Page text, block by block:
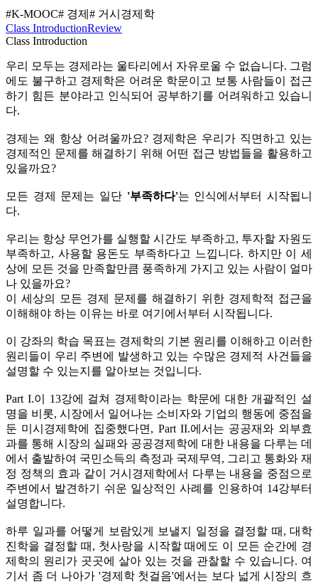
#K-MOOC# 경제 # 거시경제학
Class IntroductionReview
Class Introduction
우리 모두는 경제라는 울타리에서 자유로울 수 없습니다. 그럼
에도 불구하고 경제학은 어려운 학문이고 보통 사람들이 접근
하기 힘든 분야라고 인식되어 공부하기를 어려워하고 있습니
다.
경제는 왜 항상 어려울까요? 경제학은 우리가 직면하고 있는
경제적인 문제를 해결하기 위해 어떤 접근 방법들을 활용하고
있을까요?
모든 경제 문제는 일단 '부족하다'는 인식에서부터 시작됩니
다.
우리는 항상 무언가를 실행할 시간도 부족하고, 투자할 자원도
부족하고, 사용할 용돈도 부족하다고 느낍니다. 하지만 이 세
상에 모든 것을 만족할만큼 풍족하게 가지고 있는 사람이 얼마
나 있을까요?
이 세상의 모든 경제 문제를 해결하기 위한 경제학적 접근을
이해해야 하는 이유는 바로 여기에서부터 시작됩니다.
이 강좌의 학습 목표는 경제학의 기본 원리를 이해하고 이러한
원리들이 우리 주변에 발생하고 있는 수많은 경제적 사건들을
설명할 수 있는지를 알아보는 것입니다.
Part I.이 13강에 걸쳐 경제학이라는 학문에 대한 개괄적인 설
명을 비롯, 시장에서 일어나는 소비자와 기업의 행동에 중점을
둔 미시경제학에 집중했다면, Part II.에서는 공공재와 외부효
과를 통해 시장의 실패와 공공경제학에 대한 내용을 다루는 데
에서 출발하여 국민소득의 측정과 국제무역, 그리고 통화와 재
정 정책의 효과 같이 거시경제학에서 다루는 내용을 중점으로
주변에서 발견하기 쉬운 일상적인 사례를 인용하여 14강부터
설명합니다.
하루 일과를 어떻게 보람있게 보낼지 일정을 결정할 때, 대학
진학을 결정할 때, 첫사랑을 시작할 때에도 이 모든 순간에 경
제학의 원리가 곳곳에 살아 있는 것을 관찰할 수 있습니다. 여
기서 좀 더 나아가 '경제학 첫걸음'에서는 보다 넓게 시장의 흐